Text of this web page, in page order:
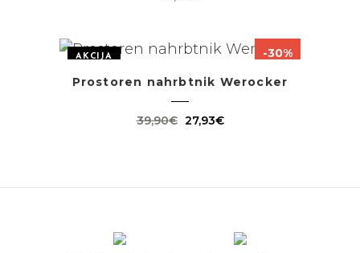
AKCIJA
-30%
Prostoren nahrbtnik Werocker
39,90€ Izvirna
27,93€Trenutna